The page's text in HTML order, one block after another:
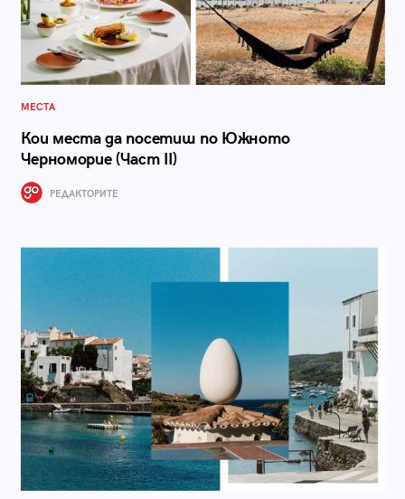
МЕСТА
Кои места да посетиш по Южното
Черноморие (Част II)
РЕДАКТОРИТЕ